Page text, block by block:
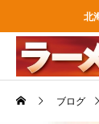
北
ブログ